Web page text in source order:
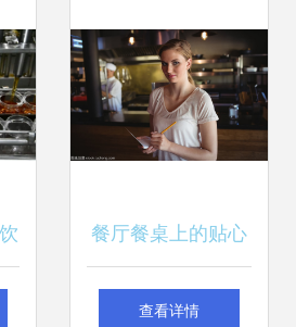
餐厅餐桌上的贴心
领航 服务员点菜服
查看详情